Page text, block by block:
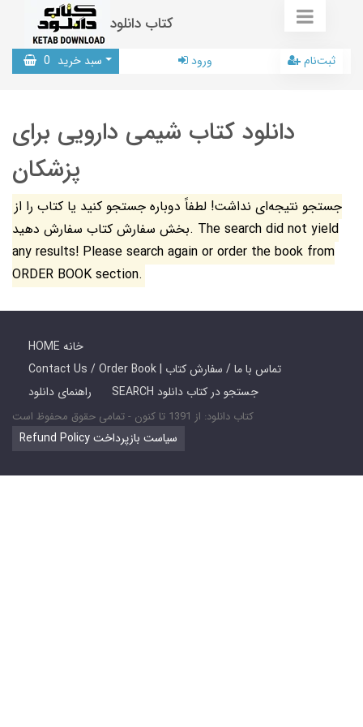
کتاب دانلود
سبد خرید 0 ورود ثبت‌نام
دانلود کتاب شیمی دارویی برای
پزشکان
جستجو نتیجه‌ای نداشت! لطفاً دوباره جستجو کنید یا کتاب را از
بخش سفارش کتاب سفارش دهید. The search did not yield
any results! Please search again or order the book from
ORDER BOOK section.
HOME خانه
Contact Us / Order Book | تماس با ما / سفارش کتاب
راهنمای دانلود
SEARCH جستجو در کتاب دانلود
کتاب دانلود: از 1391 تا کنون - تمامی حقوق محفوظ است
Refund Policy سیاست بازپرداخت